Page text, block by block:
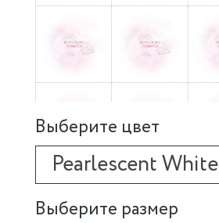
Выберите цвет
Pearlescent White
Выберите размер